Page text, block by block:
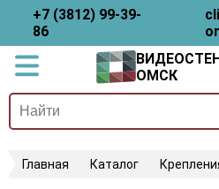
+7 (3812) 99-39-
86
ОМСК
Главная Каталог